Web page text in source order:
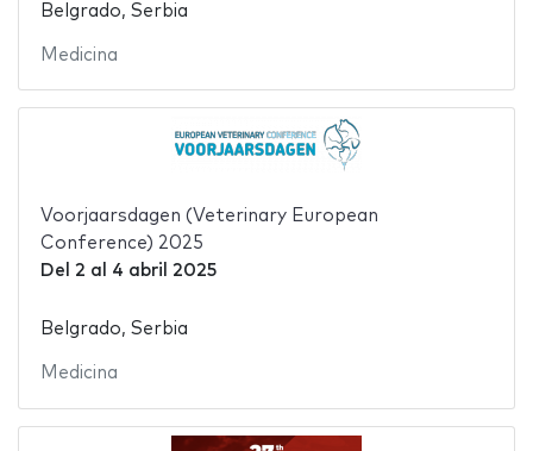
Belgrado, Serbia
Medicina
Voorjaarsdagen (Veterinary European
Conference) 2025
Del 2 al 4 abril 2025
Belgrado, Serbia
Medicina